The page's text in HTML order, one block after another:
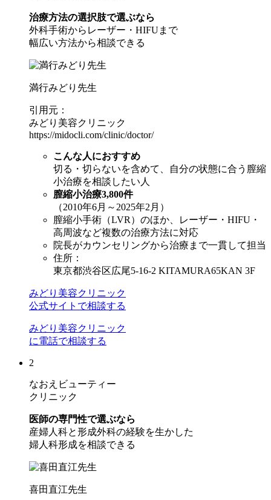
治療方法の選択肢で選ぶなら
外科手術からレーザー・HIFUまで
幅広い方法から相談できる
満行みどり先生
引用元：
みどり美容クリニック
https://midocli.com/clinic/doctor/
こんな人におすすめ
切る・切らないを含めて、自分の状態に合う膣縮
小治療を相談したい人
膣縮小治療3,800件
（2010年6月～2025年2月）
膣縮小手術（LVR）のほか、レーザー・HIFU・
高周波など複数の治療方法に対応
院長がカウンセリングから治療まで一貫して担当
住所：
東京都渋谷区広尾5-16-2 KITAMURA65KAN 3F
みどり美容クリニック
公式サイトで相談する
みどり美容クリニック
に電話で相談する
2
なおえビューティー
クリニック
医師の専門性で選ぶなら
産婦人科と形成外科の経験を生かした
婦人科形成を相談できる
喜田直江先生